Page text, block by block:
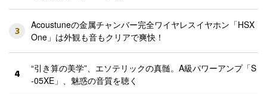
3
Acoustuneの金属チャンバー完全ワイヤレスイヤホン「HSX
One」は外観も音もクリアで爽快！
4
“引き算の美学”、エソテリックの真髄。A級パワーアンプ「S
-05XE」、魅惑の音質を聴く